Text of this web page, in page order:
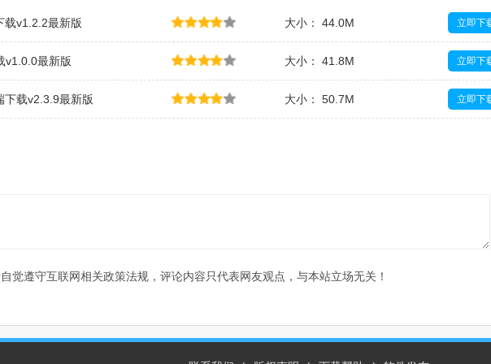
载v1.2.2最新版 大小： 44.0M 立即下
v1.0.0最新版 大小： 41.8M 立即下
下载v2.3.9最新版 大小： 50.7M 立即下
觉遵守互联网相关政策法规，评论内容只代表网友观点，与本站立场无关！